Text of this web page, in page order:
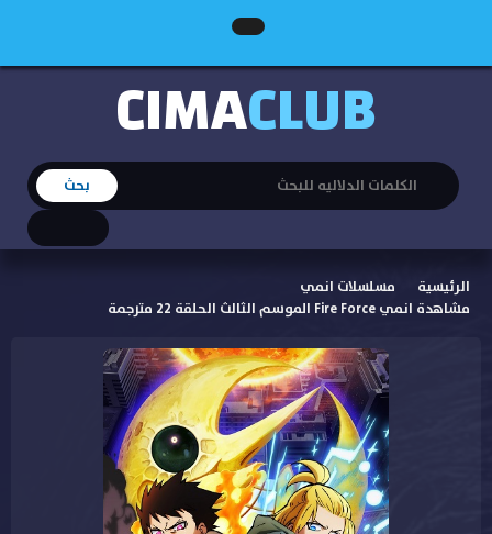
CIMACLUB
الرئيسية
مسلسلات انمي
مشاهدة انمي Fire Force الموسم الثالث الحلقة 22 مترجمة